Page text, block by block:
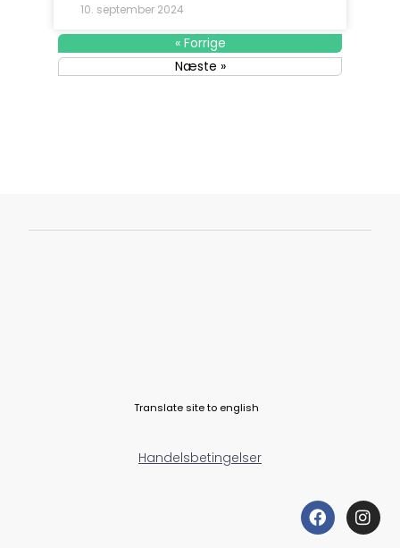
10. september 2024
« Forrige
Næste »
Translate site to english
Handelsbetingelser